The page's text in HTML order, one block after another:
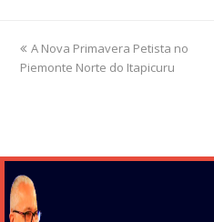
previous
post:
A Nova Primavera Petista no
Piemonte Norte do Itapicuru